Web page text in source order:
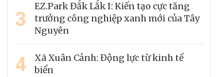
3
EZ.Park Đắk Lắk I: Kiến tạo cực tăng
trưởng công nghiệp xanh mới của Tây
Nguyên
4
Xã Xuân Cảnh: Động lực từ kinh tế
biển